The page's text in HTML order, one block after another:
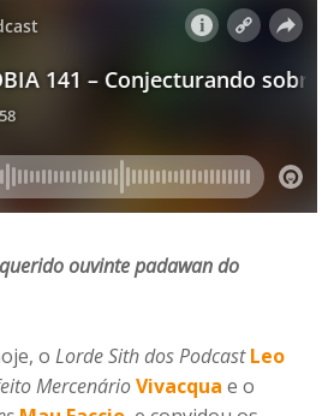
ouvinte padawan do
oLorde Sith dos Podcast Leo
Mercenário Vivacqua e o